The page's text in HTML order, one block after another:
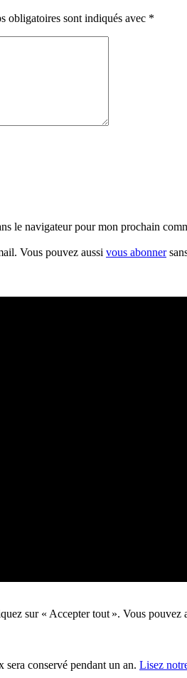
obligatoires sont indiqués avec *
le navigateur pour mon prochain
Vous pouvez aussi vous abonner
sur « Accepter tout ». Vous
sera conservé pendant un an. Lisez